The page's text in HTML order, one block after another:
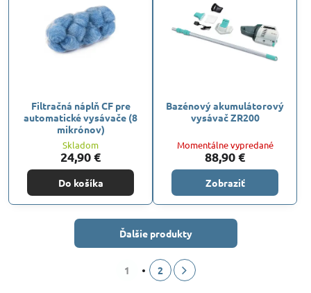
Filtračná náplň CF pre
automatické vysávače (8
mikrónov)
Skladom
24,90 €
Do košíka
Bazénový akumulátorový
vysávač ZR200
Momentálne vypredané
88,90 €
Zobraziť
Ďalšie produkty
1 2